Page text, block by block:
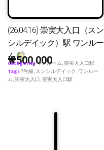
(26.04.16) 崇実大入口（スン
シルデイック）駅 ワンルー
ム
₩500,000
Categoriesワンルーム,崇実大入口駅
Tags7号線, スンシルデイック , ワンルー
ム,崇実大入口,崇実大入口駅